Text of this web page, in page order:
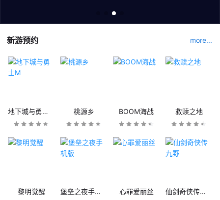
新游预约 more...
地下城与勇士M 桃源乡 BOOM海战 救赎之地
黎明觉醒 堡垒之夜手机版 心罪爱丽丝 仙剑奇侠传九野